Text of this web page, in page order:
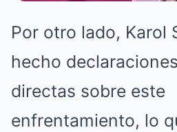
Por otro lado, Karol
hecho
directas sobre este
enfrentamiento, lo